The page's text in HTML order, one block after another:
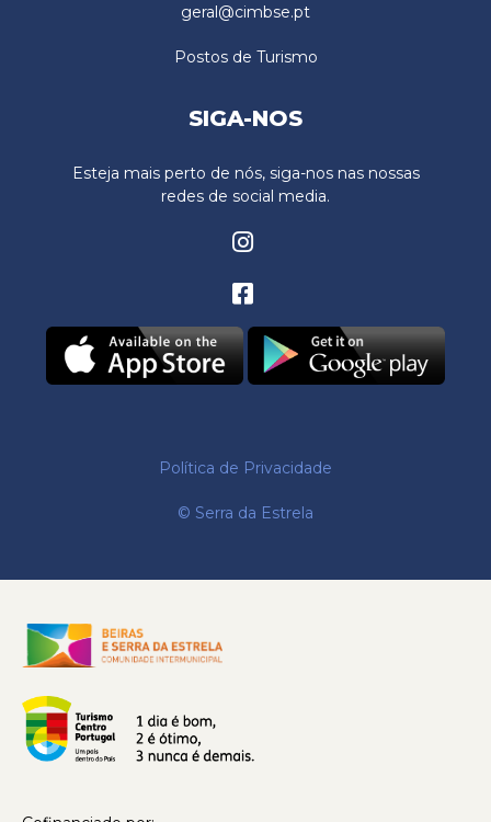
geral@cimbse.pt
Postos de Turismo
SIGA-NOS
Esteja mais perto de nós, siga-nos nas nossas
redes de social media.
© Serra da Estrela
Política de Privacidade